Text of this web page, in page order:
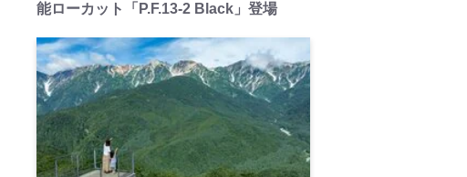
能ローカット「P.F.13-2 Black」登場